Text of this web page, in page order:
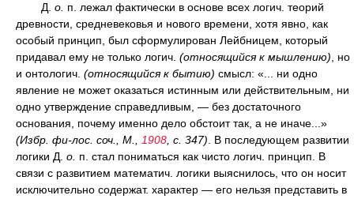
Д. о. п. лежал фактически в основе всех логич. теорий
древности, средневековья и нового времени, хотя явно, как
особый принцип, был сформулирован Лейбницем, который
придавал ему не только логич. (относящийся к мышлению) , но
и онтологич. (относящийся к бытию) смысл: «... ни одно
явление не может оказаться истинным или действительным, ни
одно утверждение справедливым, — без достаточного
основания, почему именно дело обстоит так, а не иначе...»
(Избр. фи-лос. соч. , М., 1908 с. 347) . В последующем развитии
логики Д. о. п. стал пониматься как чисто логич. принцип. В
связи с развитием математич. логики выяснилось, что он носит
исключительно содержат. характер — его нельзя представить в